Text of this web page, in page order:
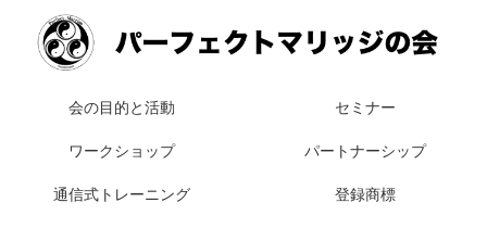
会の目的と活動 セミナー
ワークショップ パートナーシップ
通信式トレーニング 登録商標